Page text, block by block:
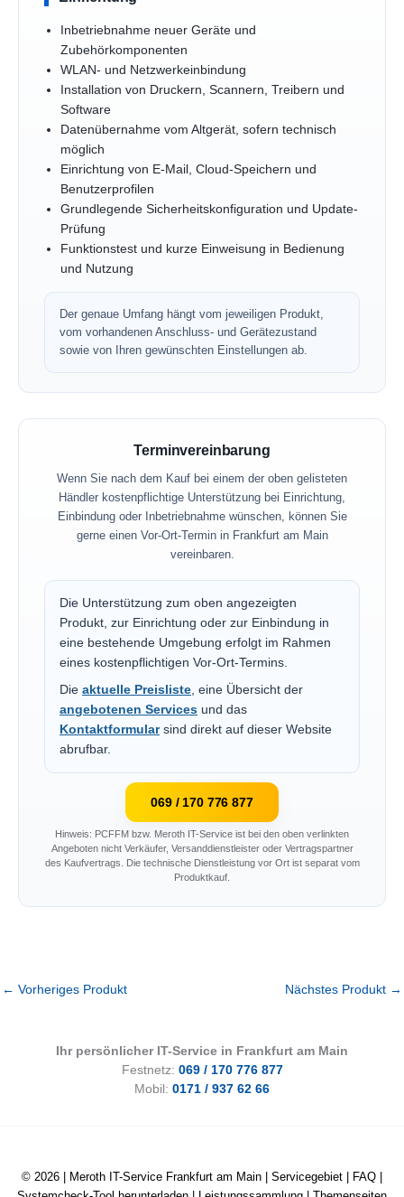
Inbetriebnahme neuer Geräte und
Zubehörkomponenten
WLAN- und Netzwerkeinbindung
Installation von Druckern, Scannern, Treibern und
Software
Datenübernahme vom Altgerät, sofern technisch
möglich
Einrichtung von E-Mail, Cloud-Speichern und
Benutzerprofilen
Grundlegende Sicherheitskonfiguration und Update-
Prüfung
Funktionstest und kurze Einweisung in Bedienung
und Nutzung
Der genaue Umfang hängt vom jeweiligen Produkt,
vom vorhandenen Anschluss- und Gerätezustand
sowie von Ihren gewünschten Einstellungen ab.
Terminvereinbarung
Wenn Sie nach dem Kauf bei einem der oben gelisteten
Händler kostenpflichtige Unterstützung bei Einrichtung,
Einbindung oder Inbetriebnahme wünschen, können Sie
gerne einen Vor-Ort-Termin in Frankfurt am Main
vereinbaren.
Die Unterstützung zum oben angezeigten
Produkt, zur Einrichtung oder zur Einbindung in
eine bestehende Umgebung erfolgt im Rahmen
eines kostenpflichtigen Vor-Ort-Termins.
Die aktuelle Preisliste, eine Übersicht der
angebotenen Services und das
Kontaktformularsind direkt auf dieser Website
abrufbar.
069 / 170 776 877
Hinweis: PCFFM bzw. Meroth IT-Service ist bei den oben verlinkten
Angeboten nicht Verkäufer, Versanddienstleister oder Vertragspartner
des Kaufvertrags. Die technische Dienstleistung vor Ort ist separat vom
Produktkauf.
← Vorheriges Produkt Nächstes Produkt →
Ihr persönlicher IT-Service in Frankfurt am Main
Festnetz: 069 / 170 776 877
Mobil: 0171 / 937 62 66
© 2026 | Meroth IT-Service Frankfurt am Main Servicegebiet FAQ